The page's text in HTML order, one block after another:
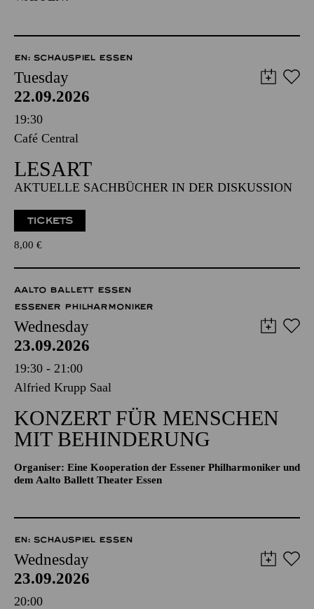
EN: SCHAUSPIEL ESSEN
Tuesday
22.09.2026
19:30
Café Central
LESART
AKTUELLE SACHBÜCHER IN DER DISKUSSION
TICKETS
8,00 €
AALTO BALLETT ESSEN
ESSENER PHILHARMONIKER
Wednesday
23.09.2026
19:30 - 21:00
Alfried Krupp Saal
KONZERT FÜR MENSCHEN
MIT BEHINDERUNG
Organiser: Eine Kooperation der Essener Philharmoniker und
dem Aalto Ballett Theater Essen
EN: SCHAUSPIEL ESSEN
Wednesday
23.09.2026
20:00